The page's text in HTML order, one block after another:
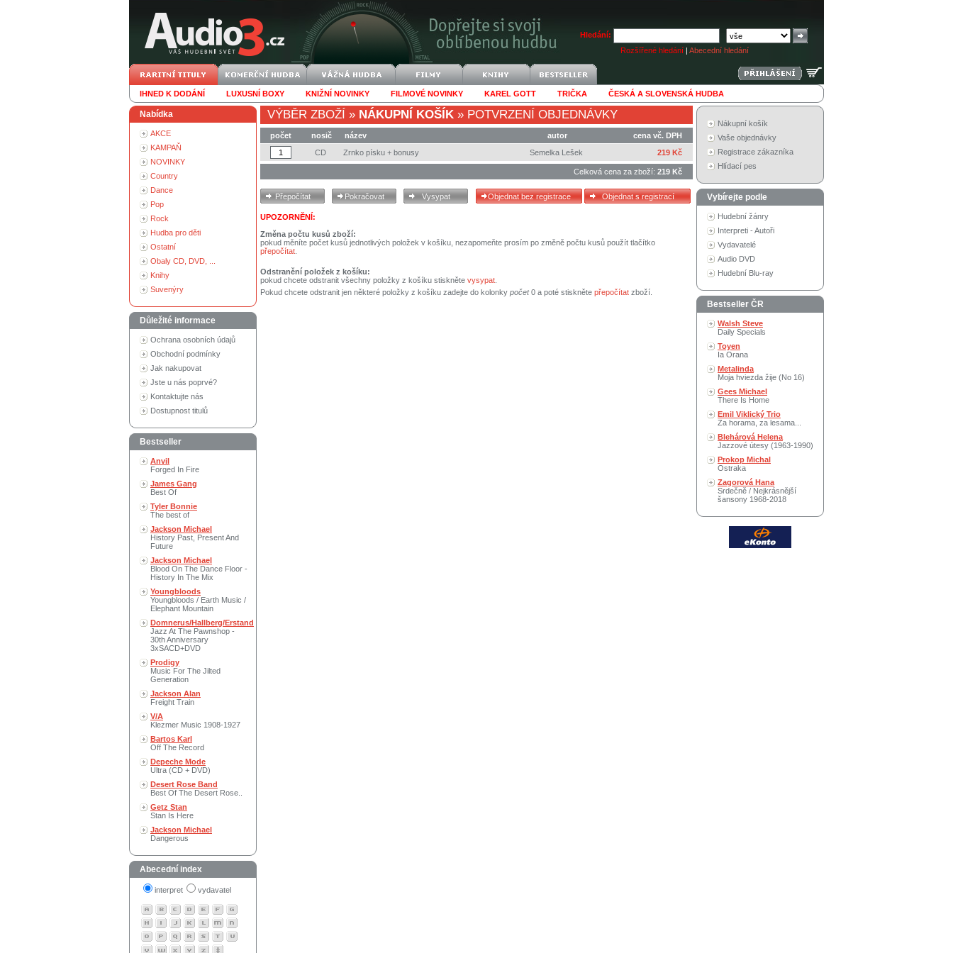
Hledání:
Rozšířené hledání | Abecední hledání
IHNED K DODÁNÍ LUXUSNÍ BOXY KNIŽNÍ NOVINKY FILMOVÉ NOVINKY KAREL GOTT TRIČKA ČESKÁ A SLOVENSKÁ HUDBA
Nabídka
AKCE
KAMPAŇ
NOVINKY
Country
Dance
Pop
Rock
Hudba pro děti
Ostatní
Obaly CD, DVD, ...
Knihy
Suvenýry
Důležité informace
Ochrana osobních údajů
Obchodní podmínky
Jak nakupovat
Jste u nás poprvé?
Kontaktujte nás
Dostupnost titulů
Bestseller
Anvil
Forged In Fire
James Gang
Best Of
Tyler Bonnie
The best of
Jackson Michael
History Past, Present And
Future
Jackson Michael
Blood On The Dance Floor -
History In The Mix
Youngbloods
Youngbloods / Earth Music /
Elephant Mountain
Domnerus/Hallberg/Erstand
Jazz At The Pawnshop -
30th Anniversary
3xSACD+DVD
Prodigy
Music For The Jilted
Generation
Jackson Alan
Freight Train
V/A
Klezmer Music 1908-1927
Bartos Karl
Off The Record
Depeche Mode
Ultra (CD + DVD)
Desert Rose Band
Best Of The Desert Rose..
Getz Stan
Stan Is Here
Jackson Michael
Dangerous
Abecední index
interpret vydavatel
VÝBĚR ZBOŽÍ » NÁKUPNÍ KOŠÍK » POTVRZENÍ OBJEDNÁVKY
počet nosič název autor
cena vč. DPH
CD
Zrnko písku + bonusy Semelka Lešek 219 Kč
Celková cena za zboží: 219 Kč
UPOZORNĚNÍ:
Změna počtu kusů zboží:
pokud měníte počet kusů jednotlivých položek v košíku, nezapomeňte prosím po změně počtu kusů použít tlačítko
přepočítat
Odstranění položek z košíku:
pokud chcete odstranit všechny položky z košíku stiskněte vysypat
Pokud chcete odstranit jen některé položky z košíku zadejte do kolonky počet0 a poté stiskněte přepočítat zboží.
Nákupní košík
Vaše objednávky
Registrace zákazníka
Hlídací pes
Vybírejte podle
Hudební žánry
Interpreti - Autoři
Vydavatelé
Audio DVD
Hudební Blu-ray
Bestseller ČR
Walsh Steve
Daily Specials
Toyen
Ia Orana
Metalinda
Moja hviezda žije (No 16)
Gees Michael
There Is Home
Emil Viklický Trio
Za horama, za lesama...
Blehárová Helena
Jazzové útesy (1963-1990)
Prokop Michal
Ostraka
Zagorová Hana
Srdečně / Nejkrásnější
šansony 1968-2018